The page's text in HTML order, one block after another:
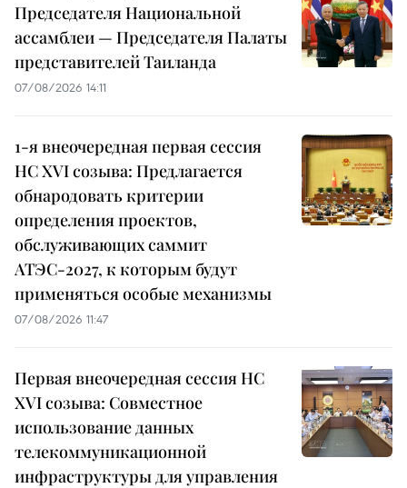
Председателя Национальной
ассамблеи — Председателя Палаты
представителей Таиланда
07/08/2026 14:11
1-я внеочередная первая сессия
НС XVI созыва: Предлагается
обнародовать критерии
определения проектов,
обслуживающих саммит
АТЭС-2027, к которым будут
применяться особые механизмы
07/08/2026 11:47
Первая внеочередная сессия НС
XVI созыва: Совместное
использование данных
телекоммуникационной
инфраструктуры для управления